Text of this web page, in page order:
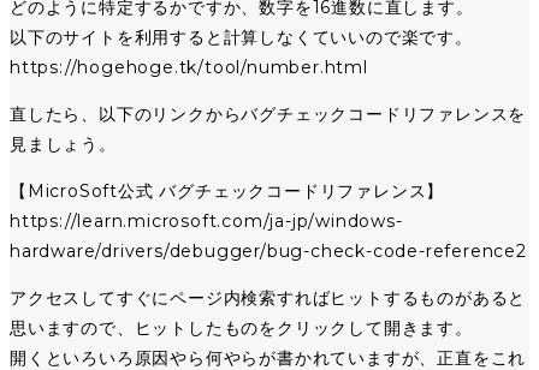
どのように特定するかですか、数字を16進数に直します。
以下のサイトを利用すると計算しなくていいので楽です。
https://hogehoge.tk/tool/number.html
直したら、以下のリンクからバグチェックコードリファレンスを
見ましょう。
【MicroSoft公式 バグチェックコードリファレンス】
https://learn.microsoft.com/ja-jp/windows-
hardware/drivers/debugger/bug-check-code-reference2
アクセスしてすぐにページ内検索すればヒットするものがあると
思いますので、ヒットしたものをクリックして開きます。
開くといろいろ原因やら何やらが書かれていますが、正直をこれ